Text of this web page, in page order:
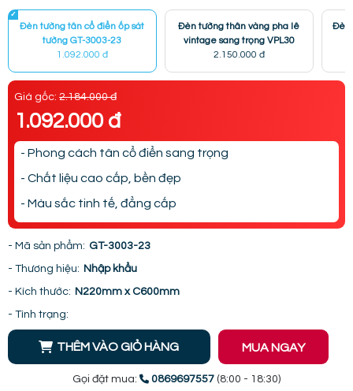
Đèn tường tân cổ điển ốp sát
tường GT-3003-23
1.092.000 đ
Đèn tường thân vàng pha lê
vintage sang trọng VPL30
2.150.000 đ
Đèn
Giá gốc: 2.184.000 đ
1.092.000 đ
- Phong cách tân cổ điển sang trọng
- Chất liệu cao cấp, bền đẹp
- Màu sắc tinh tế, đẳng cấp
- Mã sản phẩm: GT-3003-23
- Thương hiệu: Nhập khẩu
- Kích thước: N220mm x C600mm
- Tình trạng:
THÊM VÀO GIỎ HÀNG MUA NGAY
Gọi đặt mua: 0869697557 (8:00 - 18:30)